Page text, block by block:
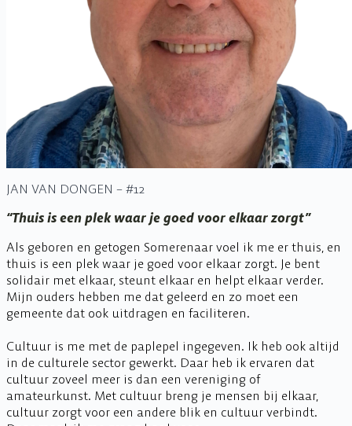
JAN VAN DONGEN – #12
“Thuis is een plek waar je goed voor elkaar zorgt”
Als geboren en getogen Somerenaar voel ik me er thuis, en
thuis is een plek waar je goed voor elkaar zorgt. Je bent
solidair met elkaar, steunt elkaar en helpt elkaar verder.
Mijn ouders hebben me dat geleerd en zo moet een
gemeente dat ook uitdragen en faciliteren.
Cultuur is me met de paplepel ingegeven. Ik heb ook altijd
in de culturele sector gewerkt. Daar heb ik ervaren dat
cultuur zoveel meer is dan een vereniging of
amateurkunst. Met cultuur breng je mensen bij elkaar,
cultuur zorgt voor een andere blik en cultuur verbindt.